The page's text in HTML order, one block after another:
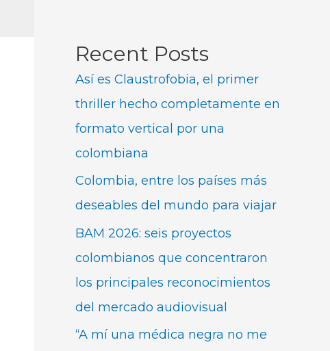
Recent Posts
Así es Claustrofobia, el primer
thriller hecho completamente en
formato vertical por una
colombiana
Colombia, entre los países más
deseables del mundo para viajar
BAM 2026: seis proyectos
colombianos que concentraron
los principales reconocimientos
del mercado audiovisual
“A mí una médica negra no me